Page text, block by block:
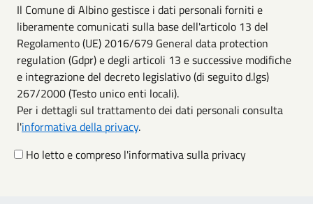
Il Comune di Albino gestisce i dati personali forniti e
liberamente comunicati sulla base dell'articolo 13 del
Regolamento (UE) 2016/679 General data protection
regulation (Gdpr) e degli articoli 13 e successive modifiche
e integrazione del decreto legislativo (di seguito d.lgs)
267/2000 (Testo unico enti locali).
Per i dettagli sul trattamento dei dati personali consulta
l'informativa della privacy.
Ho letto e compreso l'informativa sulla privacy